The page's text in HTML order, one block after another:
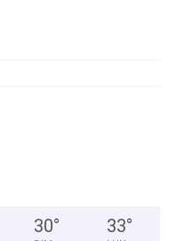
30° 33°